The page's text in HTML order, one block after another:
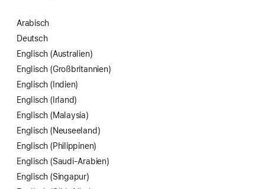
Arabisch
Deutsch
Englisch (Australien)
Englisch (Großbritannien)
Englisch (Indien)
Englisch (Irland)
Englisch (Malaysia)
Englisch (Neuseeland)
Englisch (Philippinen)
Englisch (Saudi-Arabien)
Englisch (Singapur)